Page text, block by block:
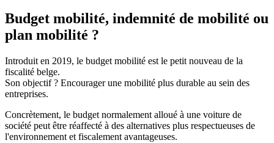
Budget mobilité, indemnité de mobilité ou
plan mobilité ?
Introduit en 2019, le budget mobilité est le petit nouveau de la
fiscalité belge.
Son objectif ? Encourager une mobilité plus durable au sein des
entreprises.
Concrètement, le budget normalement alloué à une voiture de
société peut être réaffecté à des alternatives plus respectueuses de
l'environnement et fiscalement avantageuses.